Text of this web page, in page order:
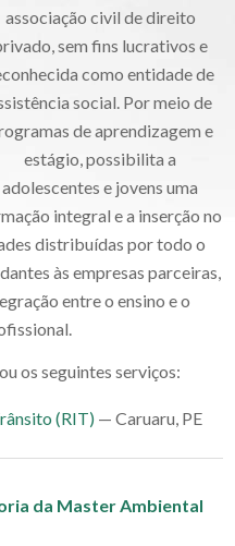
associação civil de direito
sem fins lucrativos e
como entidade de
social. Por meio de
de aprendizagem e
estágio, possibilita a
adolescentes e jovens uma
integral e a inserção no
distribuídas por todo o
às empresas parceiras,
entre o ensino e o
os seguintes serviços:
(RIT)— Caruaru, PE
da Master Ambiental